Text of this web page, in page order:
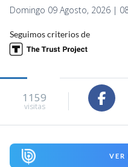
Domingo 09 Agosto, 2026 |
Seguimos criterios de
1159
visitas
VER